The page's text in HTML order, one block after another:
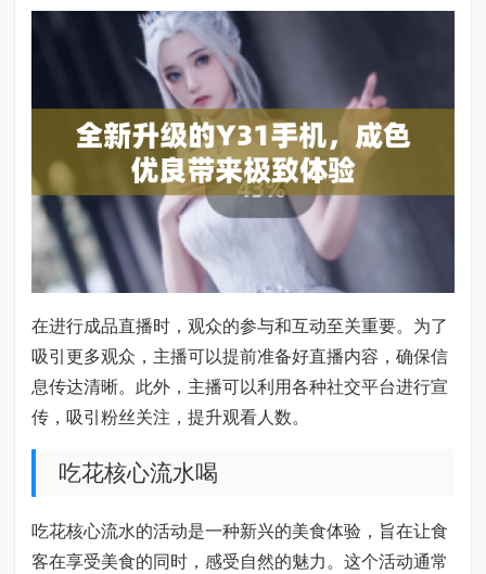
在进行成品直播时，观众的参与和互动至关重要。为了
吸引更多观众，主播可以提前准备好直播内容，确保信
息传达清晰。此外，主播可以利用各种社交平台进行宣
传，吸引粉丝关注，提升观看人数。
吃花核心流水喝
吃花核心流水的活动是一种新兴的美食体验，旨在让食
客在享受美食的同时，感受自然的魅力。这个活动通常